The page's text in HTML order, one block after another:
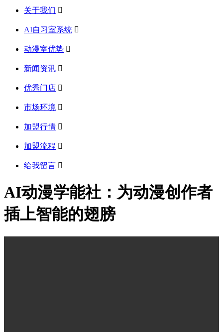
关于我们 
AI自习室系统 
动漫室优势 
新闻资讯 
优秀门店 
市场环境 
加盟行情 
加盟流程 
给我留言 
AI动漫学能社：为动漫创作者
插上智能的翅膀